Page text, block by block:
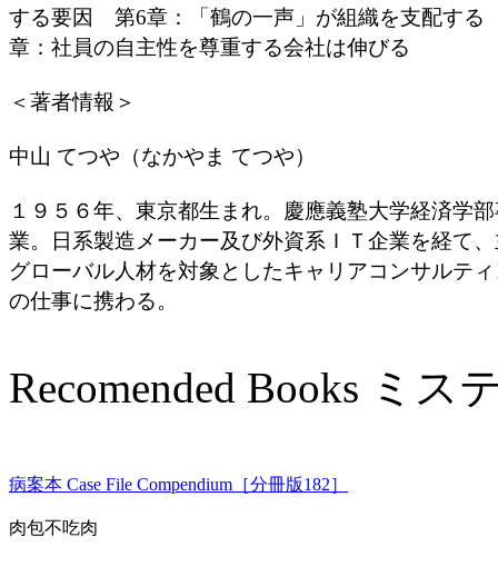
する要因 第6章：「鶴の一声」が組織を支配す
章：社員の自主性を尊重する会社は伸びる
＜著者情報＞
中山 てつや（なかやま てつや）
１９５６年、東京都生まれ。慶應義塾大学経済学
業。日系製造メーカー及び外資系ＩＴ企業を経て
グローバル人材を対象としたキャリアコンサルテ
の仕事に携わる。
Recomended Books ミ
病案本 Case File Compendium［分冊版182］
肉包不吃肉